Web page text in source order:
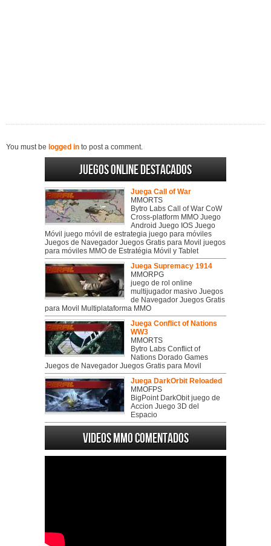
You must be logged in to post a comment.
Juegos online destacados
Juega Call of War
MMORTS
Bytro Labs Call of War CoW
Cross-platform MMO Juego
Android Juego IOS Juego
Móvil juego móvil de estrategia juego para móviles
Juegos de Navegador Juegos Gratis para Movil juegos
para móviles MMO de Estratégia Móvil y Tablet
Juega Supremacy 1914
MMORPG
juego de rol online
multijugador masivo Juegos
de Navegador Juegos Gratis
para Movil Multiplataforma MMO
Juega Conflict of Nations
WW3
MMORTS
Bytro Labs Conflict of
Nations Dorado Games
Juegos de Navegador Juegos Gratis para Movil
Juega DarkOrbit Reloaded
MMOFPS
BigPoint DarkObit juego de
Accion Juego 3D del
Espacio
Videos MMO Comentados